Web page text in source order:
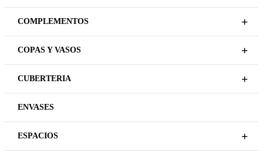
+
COMPLEMENTOS
+
COPAS Y VASOS
+
CUBERTERIA
ENVASES
+
ESPACIOS